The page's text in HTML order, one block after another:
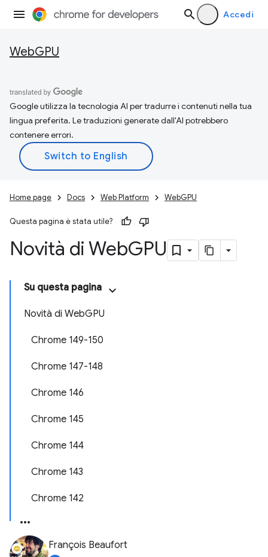
Accedi
WebGPU
Google utilizza la tecnologia AI per tradurre i contenuti nella tua
lingua preferita. Le traduzioni generate dall'AI potrebbero
contenere errori.
Home page Docs Web Platform WebGPU
Questa pagina è stata utile?
Novità di WebGPU
Su questa pagina
Novità di WebGPU
Chrome 149-150
Chrome 147-148
Chrome 146
Chrome 145
Chrome 144
Chrome 143
Chrome 142
François Beaufort